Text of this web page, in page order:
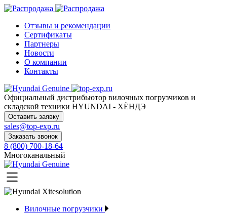
Отзывы и рекомендации
Сертификаты
Партнеры
Новости
О компании
Контакты
Официальный дистрибьютор вилочных погрузчиков и
складской техники HYUNDAI - ХЁНДЭ
Оставить заявку
sales@top-exp.ru
Заказать звонок
8 (800) 700-18-64
Многоканальный
Вилочные погрузчики